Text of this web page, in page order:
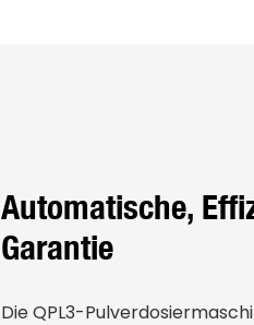
Automatische,
Garantie
Die QPL3-